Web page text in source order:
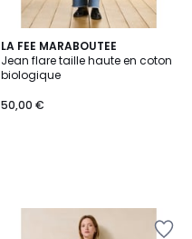
LA FEE MARABOUTEE
Jean flare taille haute en coton
biologique
50,00 €